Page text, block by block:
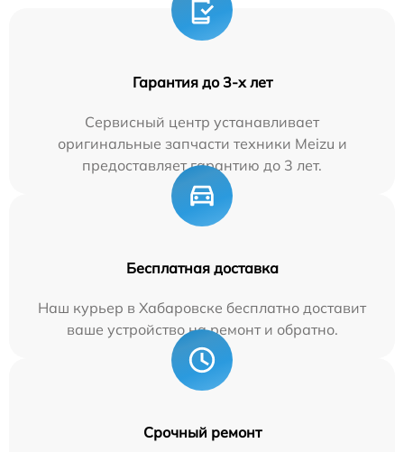
Гарантия до 3-х лет
Сервисный центр устанавливает
оригинальные запчасти техники Meizu и
предоставляет гарантию до 3 лет.
Бесплатная доставка
Наш курьер в Хабаровске бесплатно доставит
ваше устройство на ремонт и обратно.
Срочный ремонт